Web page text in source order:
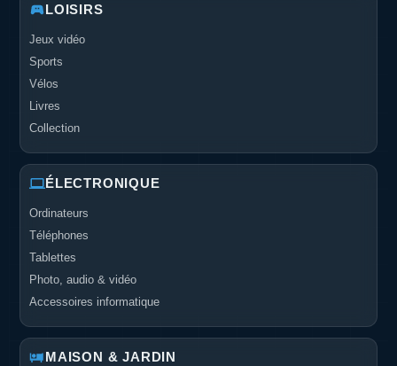
LOISIRS
Jeux vidéo
Sports
Vélos
Livres
Collection
ÉLECTRONIQUE
Ordinateurs
Téléphones
Tablettes
Photo, audio & vidéo
Accessoires informatique
MAISON & JARDIN